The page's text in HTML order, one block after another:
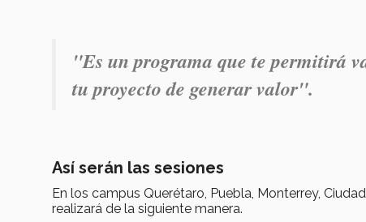
"Es un programa que te permitirá
tu proyecto de generar valor".
Así serán las sesiones
En los campus Querétaro, Puebla, Monterrey,
realizará de la siguiente manera.